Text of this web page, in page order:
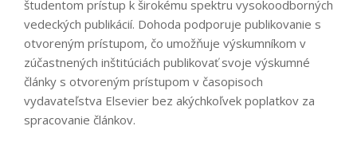
študentom prístup k širokému spektru vysokoodborných
vedeckých publikácií. Dohoda podporuje publikovanie s
otvoreným prístupom, čo umožňuje výskumníkom v
zúčastnených inštitúciách publikovať svoje výskumné
články s otvoreným prístupom v časopisoch
vydavateľstva Elsevier bez akýchkoľvek poplatkov za
spracovanie článkov.